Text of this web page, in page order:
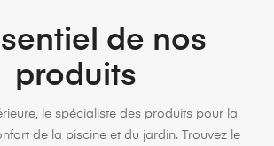
de nos
produits
le spécialiste des produits pour la
de la piscine et du jardin. Trouvez le